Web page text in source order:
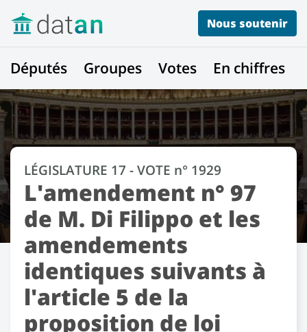
Nous soutenir
Députés Groupes Votes En chiffres
LÉGISLATURE 17 - VOTE n° 1929
L'amendement n° 97
de M. Di Filippo et les
amendements
identiques suivants à
l'article 5 de la
proposition de loi